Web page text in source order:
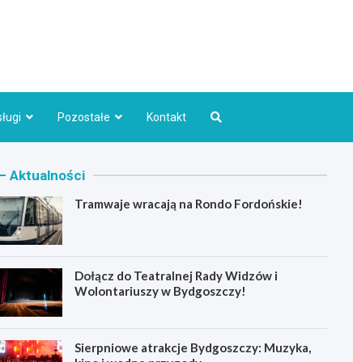
Pozostałe Kontakt
Aktualności
Tramwaje wracają na Rondo Fordońskie!
Dołącz do Teatralnej Rady Widzów i
Wolontariuszy w Bydgoszczy!
Sierpniowe atrakcje Bydgoszczy: Muzyka,